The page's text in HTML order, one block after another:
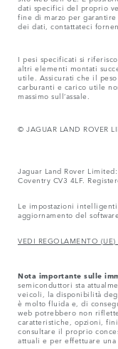
dati specifici del proprio
fine di marzo per
dei dati, contattateci
I pesi specificati si
altri elementi montati
utile. Assicurati che il
carburanti e carico utile
massimo sull‘assale.
© JAGUAR LAND ROVER
Jaguar Land Rover
Coventry CV3 4LF.
Le impostazioni
aggiornamento del
VEDI REGOLAMENTO
Nota importante sulle
semiconduttori sta
veicoli, la disponibilità
è molto fluida e, di
web potrebbero non
caratteristiche, opzioni,
consultare il proprio
attuali e per effettuare una